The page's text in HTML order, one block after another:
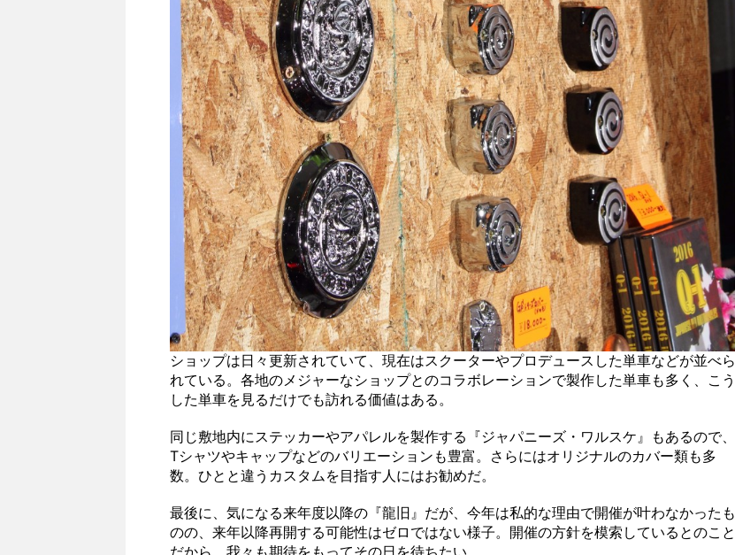
ショップは日々更新されていて、現在はスクーターやプロデュースした単車などが並べら
れている。各地のメジャーなショップとのコラボレーションで製作した単車も多く、こう
した単車を見るだけでも訪れる価値はある。
同じ敷地内にステッカーやアパレルを製作する『ジャパニーズ・ワルスケ』もあるので、
Tシャツやキャップなどのバリエーションも豊富。さらにはオリジナルのカバー類も多
数。ひとと違うカスタムを目指す人にはお勧めだ。
最後に、気になる来年度以降の『龍旧』だが、今年は私的な理由で開催が叶わなかったも
のの、来年以降再開する可能性はゼロではない様子。開催の方針を模索しているとのこと
だから、我々も期待をもってその日を待ちたい。